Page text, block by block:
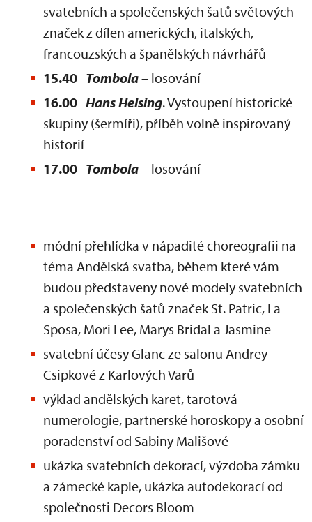
svatebních a společenských šatů světových
značek z dílen amerických, italských,
francouzských a španělských návrhářů
15.40 Tombola– losování
16.00 Hans Helsing. Vystoupení historické
skupiny (šermíři), příběh volně inspirovaný
historií
17.00 Tombola– losování
módní přehlídka v nápadité choreografii na
téma Andělská svatba, během které vám
budou představeny nové modely svatebních
a společenských šatů značek St. Patric, La
Sposa, Mori Lee, Marys Bridal a Jasmine
svatební účesy Glanc ze salonu Andrey
Csipkové z Karlových Varů
výklad andělských karet, tarotová
numerologie, partnerské horoskopy a osobní
poradenství od Sabiny Mališové
ukázka svatebních dekorací, výzdoba zámku
a zámecké kaple, ukázka autodekorací od
společnosti Decors Bloom